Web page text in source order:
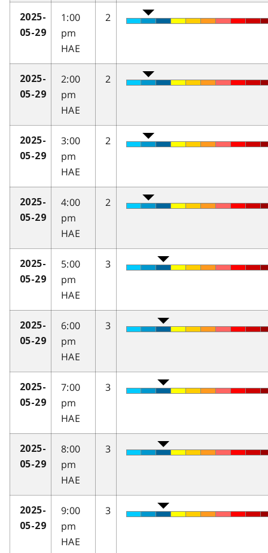
2025-
05-29
1:00
pm
HAE
2
2025-
05-29
2:00
pm
HAE
2
2025-
05-29
3:00
pm
HAE
2
2025-
05-29
4:00
pm
HAE
2
2025-
05-29
5:00
pm
HAE
3
2025-
05-29
6:00
pm
HAE
3
2025-
05-29
7:00
pm
HAE
3
2025-
05-29
8:00
pm
HAE
3
2025-
05-29
9:00
pm
HAE
3